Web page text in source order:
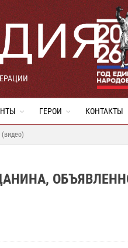
ГЕРОИ КОНТАКТЫ